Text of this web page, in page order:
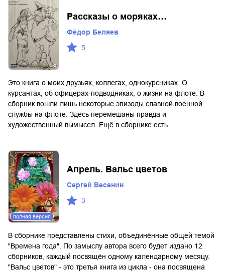
Рассказы о моряках…
Фёдор Беляев
5
Это книга о моих друзьях, коллегах, однокурсниках. О
курсантах, об офицерах-подводниках, о жизни на флоте. В
сборник вошли лишь некоторые эпизоды славной военной
службы на флоте. Здесь перемешаны правда и
художественный вымысел. Ещё в сборнике есть…
полная версия
Апрель. Вальс цветов
Сергей Весенин
3
В сборнике представлены стихи, объединённые общей темой
"Времена года". По замыслу автора всего будет издано 12
сборников, каждый посвящён одному календарному месяцу.
"Вальс цветов" - это третья книга из цикла - она посвящена